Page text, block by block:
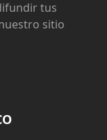
tus
sitio